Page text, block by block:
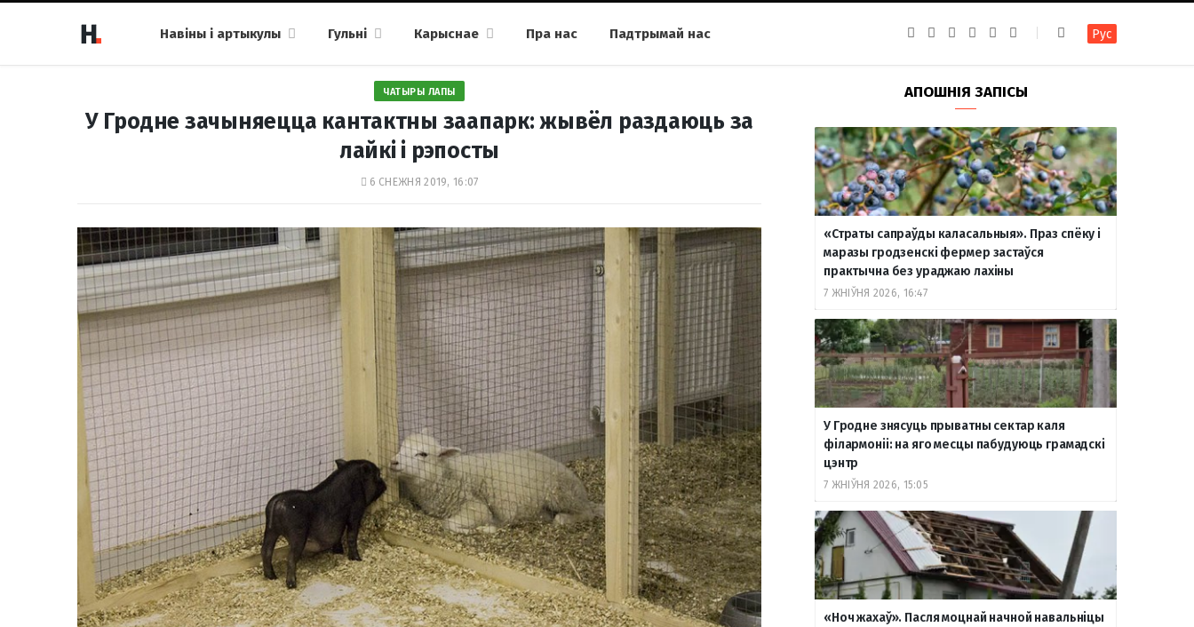
Навіны і артыкулы Гульні Карыснае Пра нас Падтрымай нас
b
o
k
a
g
a
m
g
r
a
m
u
b
т
а
т
е
Рус
ЧАТЫРЫ ЛАПЫ
У Гродне зачыняецца кантактны заапарк: жывёл раздаюць за
лайкі і рэпосты
6 СНЕЖНЯ 2019, 16:07
АПОШНІЯ ЗАПІСЫ
«Страты сапраўды каласальныя». Праз спёку і
маразы гродзенскі фермер застаўся
практычна без ураджаю лахіны
7 ЖНІЎНЯ 2026, 16:47
У Гродне знясуць прыватны сектар каля
філармоніі: на яго месцы пабудуюць грамадскі
цэнтр
7 ЖНІЎНЯ 2026, 15:05
«Ноч жахаў». Пасля моцнай начной навальніцы